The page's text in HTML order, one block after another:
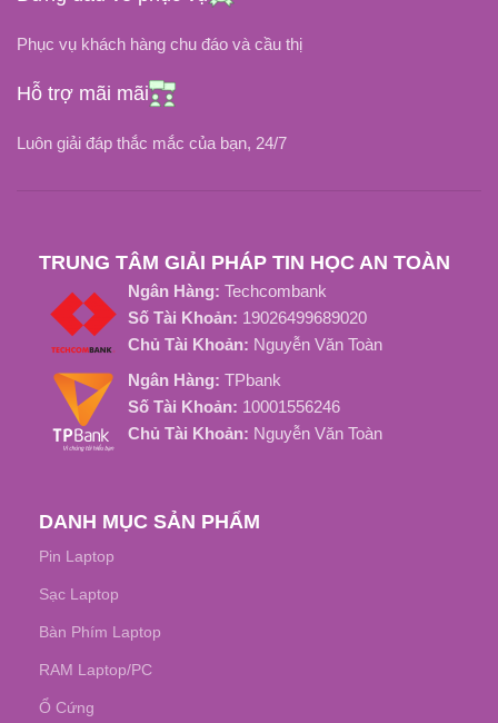
NHIỆT ĐỘ HOẠT ĐỘNG
-20 độ C đến 80 độ C
Khoảng 1000 Chu kỳ sạc
-20độ C đến 75độ C
Từ 2 Đến 3 Tiếng
TUỔI THỌ PIN
Khoảng 800 Chu Kỳ Sạc
Phục vụ khách hàng chu đáo và cầu thị
Hỗ trợ mãi mãi
Luôn giải đáp thắc mắc của bạn, 24/7
TRUNG TÂM GIẢI PHÁP TIN HỌC AN TOÀN
Ngân Hàng: Techcombank
Số Tài Khoản: 19026499689020
Chủ Tài Khoản: Nguyễn Văn Toàn
Ngân Hàng: TPbank
Số Tài Khoản: 10001556246
Chủ Tài Khoản: Nguyễn Văn Toàn
DANH MỤC SẢN PHẨM
Pin Laptop
Sạc Laptop
Bàn Phím Laptop
RAM Laptop/PC
Ổ Cứng